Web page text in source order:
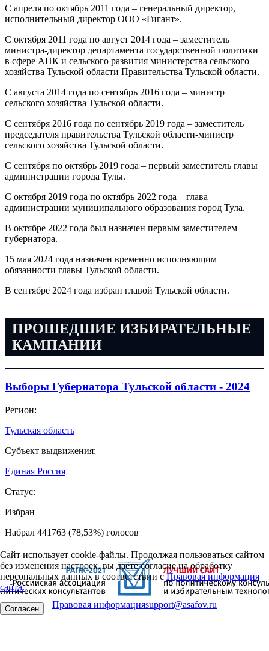
С апреля по октябрь 2011 года – генеральный директор,
исполнительный директор ООО «Гигант».
С октября 2011 года по август 2014 года – заместитель
министра-директор департамента государственной политики
в сфере АПК и сельского развития министерства сельского
хозяйства Тульской области Правительства Тульской области.
С августа 2014 года по сентябрь 2016 года – министр
сельского хозяйства Тульской области.
С сентября 2016 года по сентябрь 2019 года – заместитель
председателя правительства Тульской области-министр
сельского хозяйства Тульской области.
С сентября по октябрь 2019 года – первый заместитель главы
администрации города Тулы.
С октября 2019 года по октябрь 2022 года – глава
администрации муниципального образования город Тула.
В октябре 2022 года был назначен первым заместителем
губернатора.
15 мая 2024 года назначен временно исполняющим
обязанности главы Тульской области.
В сентябре 2024 года избран главой Тульской области.
ПРОШЕДШИЕ ИЗБИРАТЕЛЬНЫЕ
КАМПАНИИ
Выборы Губернатора Тульской области - 2024
Регион:
Тульская область
Субъект выдвижения:
Единая Россия
Статус:
Избран
Набрал 441763 (78,53%) голосов
Сайт использует cookie-файлы. Продолжая пользоваться сайтом
без изменения настроек, вы даёте согласие на обработку
персональных данных в соответствии сПравовая информация
сайта.
Согласен Правовая информацияsupport@asafov.ru